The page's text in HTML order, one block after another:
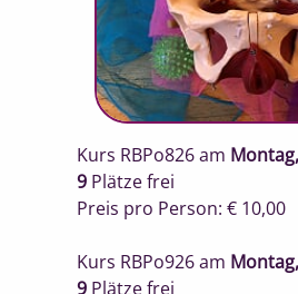
Kurs RBPo826am
9 Plätze frei
Preis pro Person: € 10,00
Kurs RBPo926am
9 Plätze frei